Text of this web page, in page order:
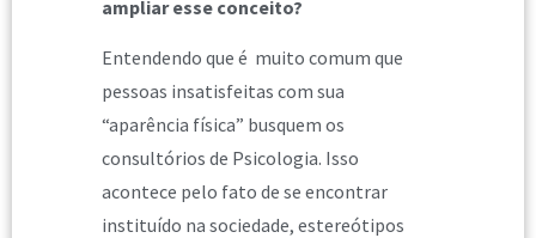
ampliar esse conceito?
Entendendo que é muito comum que
pessoas insatisfeitas com sua
“aparência física” busquem os
consultórios de Psicologia. Isso
acontece pelo fato de se encontrar
instituído na sociedade, estereótipos